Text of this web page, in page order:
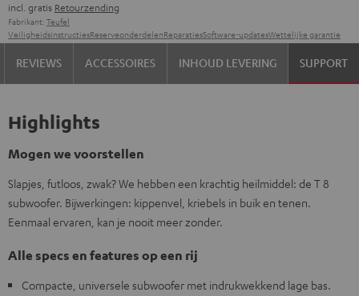
incl. gratis Retourzending
Fabrikant: Teufel
VeiligheidsinstructiesReserveonderdelenReparatiesSoftware-updatesWettelijke garantie
REVIEWS ACCESSOIRES INHOUD LEVERING SUPPORT
Highlights
Mogen we voorstellen
Slapjes, futloos, zwak? We hebben een krachtig heilmiddel: de T 8
subwoofer. Bijwerkingen: kippenvel, kriebels in buik en tenen.
Eenmaal ervaren, kan je nooit meer zonder.
Alle specs en features op een rij
Compacte, universele subwoofer met indrukwekkend lage bas.